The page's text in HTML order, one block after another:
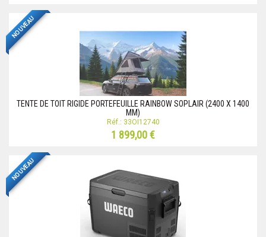
NOUVEAU
TENTE DE TOIT RIGIDE PORTEFEUILLE RAINBOW SOPLAIR (2400 X 1400
MM)
Réf.: 33OI12740
1 899,00 €
NOUVEAU